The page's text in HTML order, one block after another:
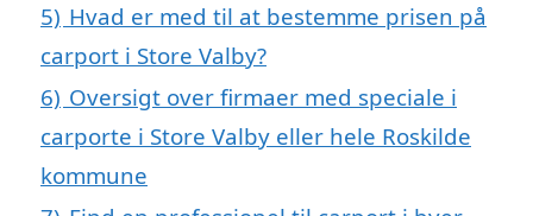
5) Hvad er med til at bestemme prisen på
carport i Store Valby?
6) Oversigt over firmaer med speciale i
carporte i Store Valby eller hele Roskilde
kommune